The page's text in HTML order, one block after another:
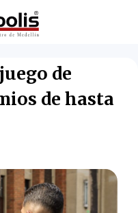
de
de hasta